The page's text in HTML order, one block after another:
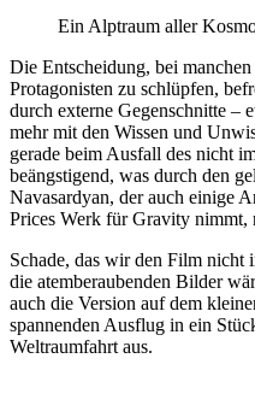
Ein Alptraum aller
Die Entscheidung, bei
Protagonisten zu schlüpfen,
durch externe Gegenschnitte –
mehr mit den Wissen und
gerade beim Ausfall des nicht
beängstigend, was durch den
Navasardyan, der auch einige
Prices Werk für Gravity nimmt,
Schade, das wir den Film nicht
die atemberaubenden Bilder
auch die Version auf dem
spannenden Ausflug in ein
Weltraumfahrt aus.